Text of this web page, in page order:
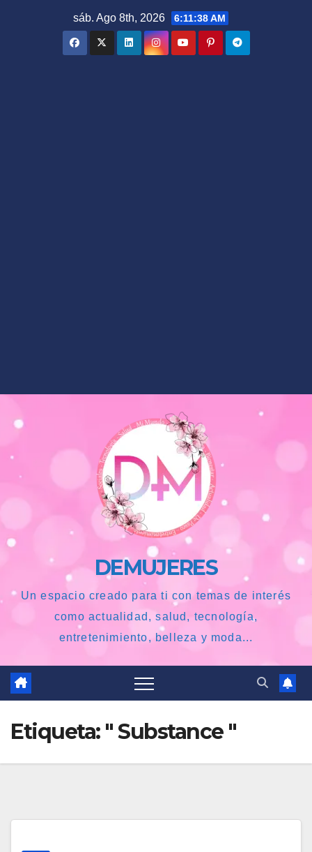
sáb. Ago 8th, 2026 6:11:39 AM
DEMUJERES
Un espacio creado para ti con temas de interés
como actualidad, salud, tecnología,
entretenimiento, belleza y moda...
Etiqueta: " Substance "